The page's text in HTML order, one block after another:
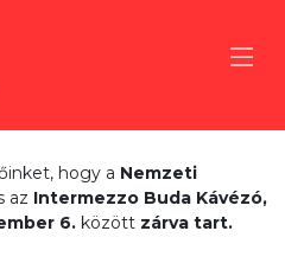
hogy a Nemzeti
az Intermezzo Buda Kávézó,
6. között zárva tart.